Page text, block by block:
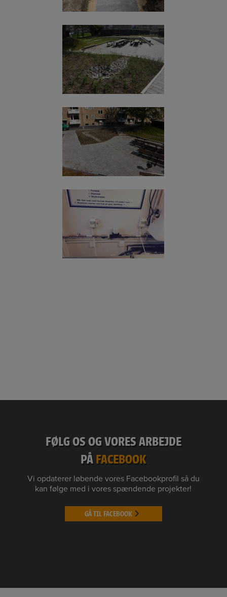
FØLG OS OG VORES ARBEJDE
PÅFACEBOOK
Vi opdaterer løbende vores Facebookprofil så du
kan følge med i vores spændende projekter!
GÅ TIL FACEBOOK